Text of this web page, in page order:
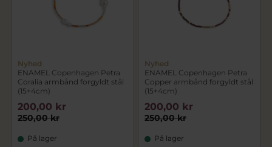
Nyhed
ENAMEL Copenhagen Petra
Coralia armbånd forgyldt stål
(15+4cm)
250,00 kr
200,00 kr
På lager
Nyhed
ENAMEL Copenhagen Petra
Copper armbånd forgyldt stål
(15+4cm)
250,00 kr
200,00 kr
På lager